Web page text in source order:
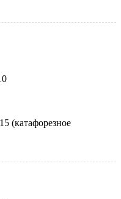
(катафорезное